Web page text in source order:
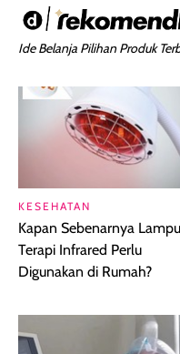
Ide Belanja Pilihan Produk
KESEHATAN
Kapan Sebenarnya Lampu
Terapi Infrared Perlu
Digunakan di Rumah?